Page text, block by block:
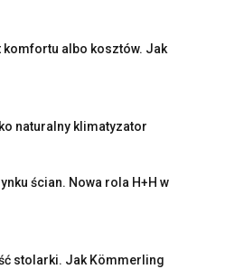
komfortu albo kosztów. Jak
naturalny klimatyzator
ścian. Nowa rola H+H w
stolarki. Jak Kömmerling